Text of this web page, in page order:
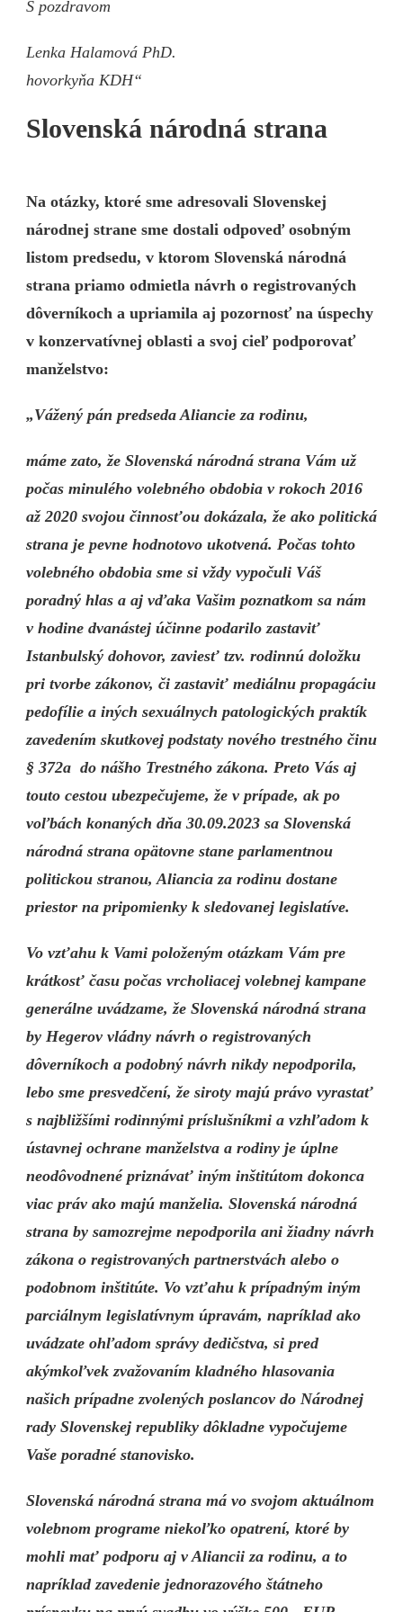
S pozdravom
Lenka Halamová PhD.
hovorkyňa KDH“
Slovenská národná strana
Na otázky, ktoré sme adresovali Slovenskej
národnej strane sme dostali odpoveď osobným
listom predsedu, v ktorom Slovenská národná
strana priamo odmietla návrh o registrovaných
dôverníkoch a upriamila aj pozornosť na úspechy
v konzervatívnej oblasti a svoj cieľ podporovať
manželstvo:
„Vážený pán predseda Aliancie za rodinu,
máme zato, že Slovenská národná strana Vám už
počas minulého volebného obdobia v rokoch 2016
až 2020 svojou činnosťou dokázala, že ako politická
strana je pevne hodnotovo ukotvená. Počas tohto
volebného obdobia sme si vždy vypočuli Váš
poradný hlas a aj vďaka Vašim poznatkom sa nám
v hodine dvanástej účinne podarilo zastaviť
Istanbulský dohovor, zaviesť tzv. rodinnú doložku
pri tvorbe zákonov, či zastaviť mediálnu propagáciu
pedofílie a iných sexuálnych patologických praktík
zavedením skutkovej podstaty nového trestného činu
§ 372a do nášho Trestného zákona. Preto Vás aj
touto cestou ubezpečujeme, že v prípade, ak po
voľbách konaných dňa 30.09.2023 sa Slovenská
národná strana opätovne stane parlamentnou
politickou stranou, Aliancia za rodinu dostane
priestor na pripomienky k sledovanej legislatíve.
Vo vzťahu k Vami položeným otázkam Vám pre
krátkosť času počas vrcholiacej volebnej kampane
generálne uvádzame, že Slovenská národná strana
by Hegerov vládny návrh o registrovaných
dôverníkoch a podobný návrh nikdy nepodporila,
lebo sme presvedčení, že siroty majú právo vyrastať
s najbližšími rodinnými príslušníkmi a vzhľadom k
ústavnej ochrane manželstva a rodiny je úplne
neodôvodnené priznávať iným inštitútom dokonca
viac práv ako majú manželia. Slovenská národná
strana by samozrejme nepodporila ani žiadny návrh
zákona o registrovaných partnerstvách alebo o
podobnom inštitúte. Vo vzťahu k prípadným iným
parciálnym legislatívnym úpravám, napríklad ako
uvádzate ohľadom správy dedičstva, si pred
akýmkoľvek zvažovaním kladného hlasovania
našich prípadne zvolených poslancov do Národnej
rady Slovenskej republiky dôkladne vypočujeme
Vaše poradné stanovisko.
Slovenská národná strana má vo svojom aktuálnom
volebnom programe niekoľko opatrení, ktoré by
mohli mať podporu aj v Aliancii za rodinu, a to
napríklad zavedenie jednorazového štátneho